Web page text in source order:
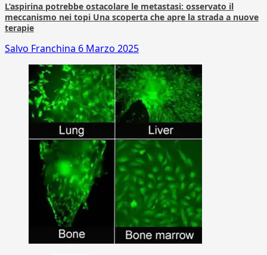
L’aspirina potrebbe ostacolare le metastasi: osservato il
meccanismo nei topi Una scoperta che apre la strada a nuove
terapie
Salvo Franchina 6 Marzo 2025